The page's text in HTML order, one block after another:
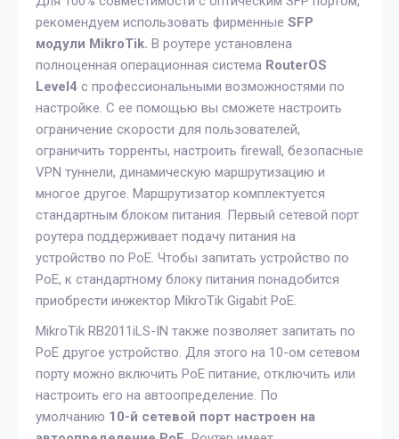
рекомендуем использовать фирменные SFP
модули MikroTik. В роутере установлена
полноценная операционная система RouterOS
Level4 с профессиональными возможностями по
настройке. С ее помощью вы сможете настроить
ограничение скорости для пользователей,
ограничить торренты, настроить firewall, безопасные
VPN туннели, динамическую маршрутизацию и
многое другое. Маршрутизатор комплектуется
стандартным блоком питания. Первый сетевой порт
роутера поддерживает подачу питания на
устройство по PoE. Чтобы запитать устройство по
PoE, к стандартному блоку питания понадобится
приобрести инжектор MikroTik Gigabit PoE.
MikroTik RB2011iLS-IN также позволяет запитать по
PoE другое устройство. Для этого на 10-ом сетевом
порту можно включить PoE питание, отключить или
настроить его на автоопределение. По
умолчанию 10-й сетевой порт настроен на